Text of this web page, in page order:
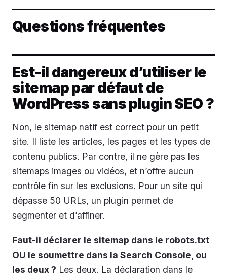
Questions fréquentes
Est-il dangereux d’utiliser le
sitemap par défaut de
WordPress sans plugin SEO ?
Non, le sitemap natif est correct pour un petit
site. Il liste les articles, les pages et les types de
contenu publics. Par contre, il ne gère pas les
sitemaps images ou vidéos, et n’offre aucun
contrôle fin sur les exclusions. Pour un site qui
dépasse 50 URLs, un plugin permet de
segmenter et d’affiner.
Faut-il déclarer le sitemap dans le robots.txt
OU le soumettre dans la Search Console, ou
les deux ? Les deux. La déclaration dans le